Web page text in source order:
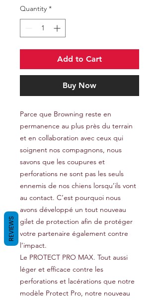
Quantity *
Add to Cart
Buy Now
Parce que Browning reste en
permanence au plus près du terrain
et en collaboration avec ceux qui
soignent nos compagnons, nous
savons que les coupures et
perforations ne sont pas les seuls
ennemis de nos chiens lorsqu’ils vont
au contact. C’est pourquoi nous
avons développé un tout nouveau
gilet de protection afin de protéger
votre partenaire également contre
l’impact.
Le PROTECT PRO MAX. Tout aussi
léger et efficace contre les
perforations et lacérations que notre
modèle Protect Pro, notre nouveau
REVIEWS